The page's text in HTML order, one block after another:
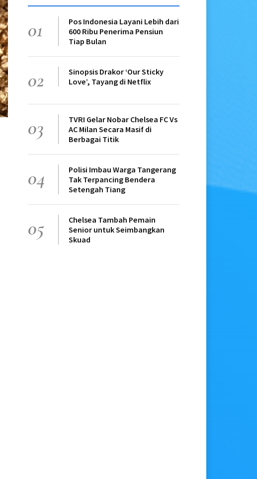
01
Pos Indonesia Layani Lebih dari
600 Ribu Penerima Pensiun
Tiap Bulan
02
Sinopsis Drakor ‘Our Sticky
Love’, Tayang di Netflix
03
TVRI Gelar Nobar Chelsea FC Vs
AC Milan Secara Masif di
Berbagai Titik
04
Polisi Imbau Warga Tangerang
Tak Terpancing Bendera
Setengah Tiang
05
Chelsea Tambah Pemain
Senior untuk Seimbangkan
Skuad